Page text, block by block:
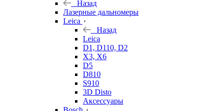
Назад
Лазерные дальномеры
Leica
Назад
Leica
D1, D110, D2
X3, X6
D5
D810
S910
3D Disto
Аксессуары